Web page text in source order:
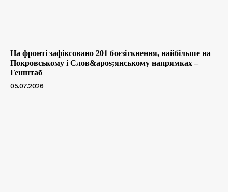
На фронті зафіксовано 201 боєзіткнення, найбільше на
Покровському і Слов&apos;янському напрямках –
Генштаб
05.07.2026